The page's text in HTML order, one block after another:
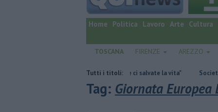
Home Politica Lavoro Arte Cultura
TOSCANA FIRENZE AREZZO
Tutti i titoli:
vi dico, donando sangue ci salvate la vita" Società schermo
Tag: Giornata Europea